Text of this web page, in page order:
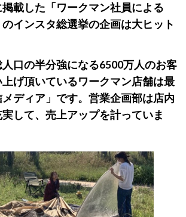
載した「ワークマン社員による
インスタ総選挙の企画は大ヒット
口の半分強になる6500万人のお客
げ頂いているワークマン店舗は最
ディア」です。営業企画部は店内
して、売上アップを計っていま